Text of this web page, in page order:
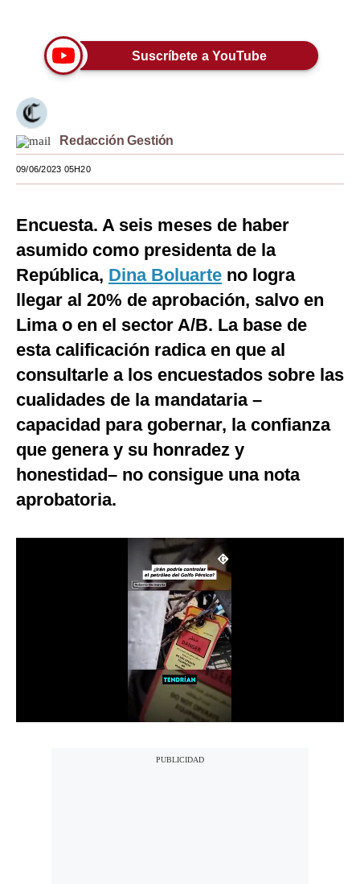
Blogs
Lujo
Viajes
Moda
Mundo
EEUU
España
Internacional
Club del Suscriptor
Mix
G de Gestión
Notas Contratadas
Suscríbete a YouTube
Redacción Gestión
09/06/2023 05H20
Encuesta. A seis meses de haber
asumido como presidenta de la
República, Dina Boluarte no logra
llegar al 20% de aprobación, salvo en
Lima o en el sector A/B. La base de
esta calificación radica en que al
consultarle a los encuestados sobre las
cualidades de la mandataria –
capacidad para gobernar, la confianza
que genera y su honradez y
honestidad– no consigue una nota
aprobatoria.